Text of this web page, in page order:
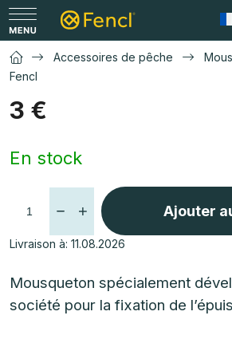
Aller
au
contenu
Accessoires de pêche
Fencl
3 €
de
En stock
Livraison à: 11.08.2026
Ajouter
Mousqueton spécialement
société pour la fixation de